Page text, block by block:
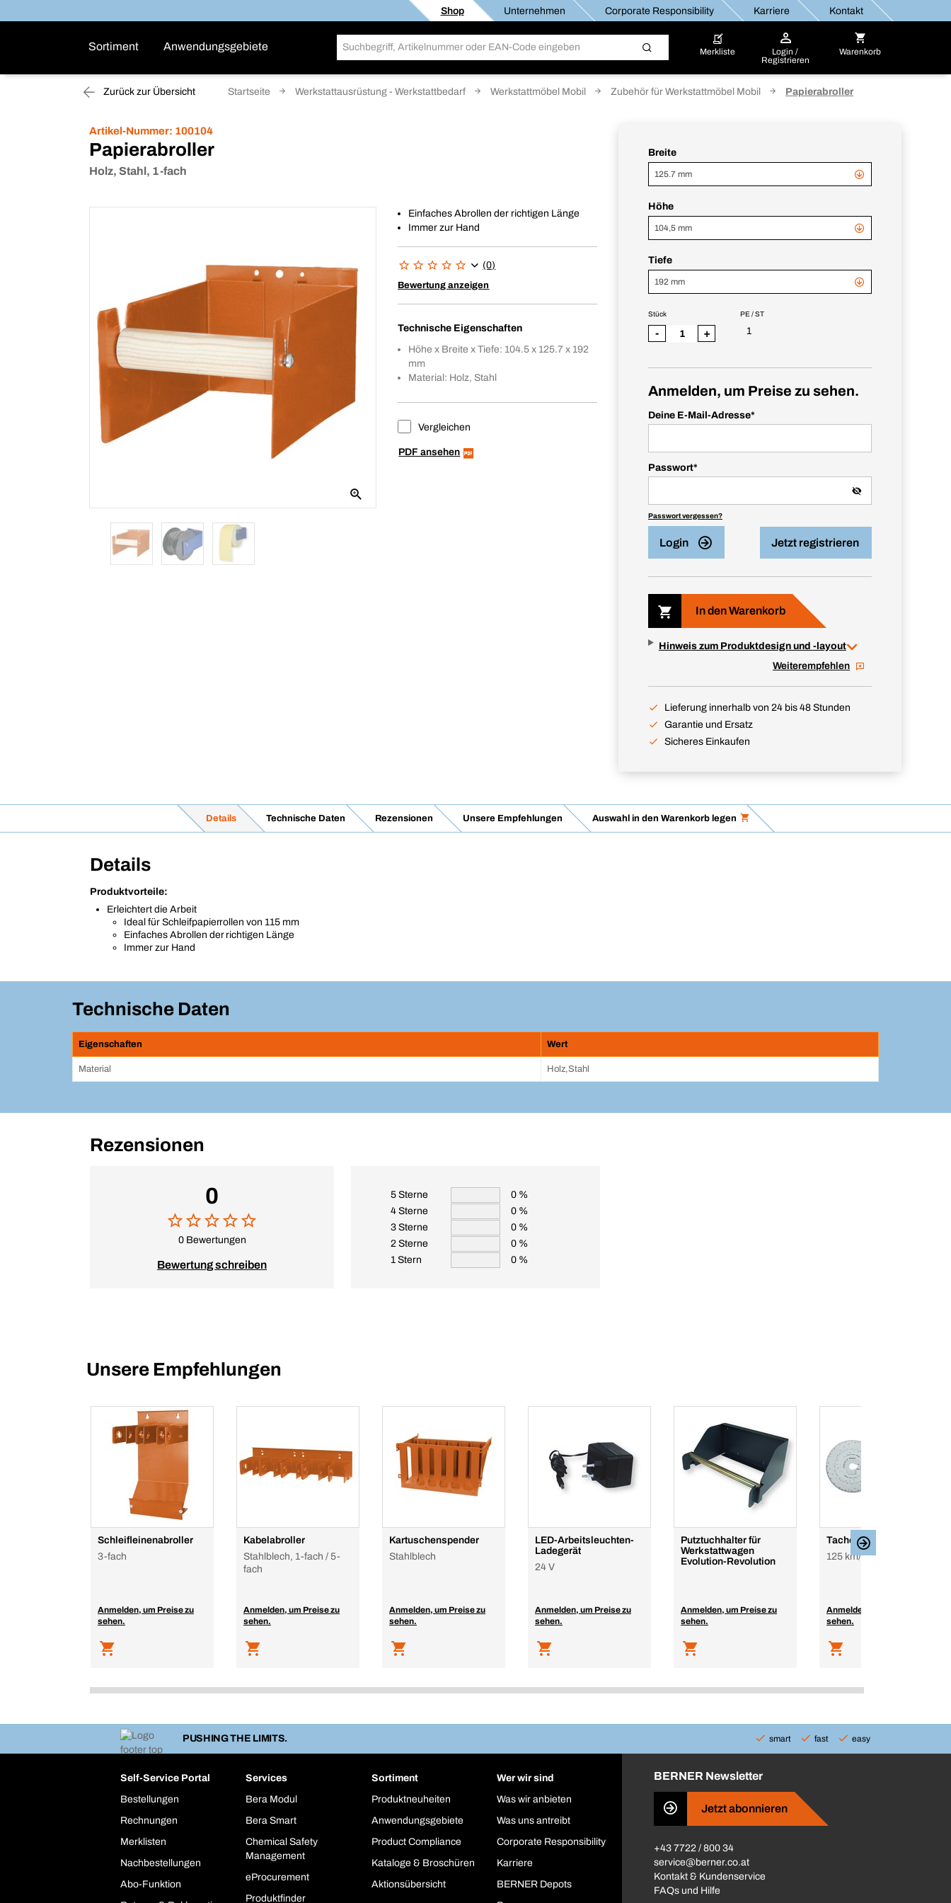
Shop Unternehmen Corporate Responsibility Karriere Kontakt
Sortiment Anwendungsgebiete Merkliste
Login /
Registrieren
Warenkorb
Zurück zur Übersicht Startseite Werkstattausrüstung - Werkstattbedarf Werkstattmöbel Mobil Zubehör für Werkstattmöbel Mobil Papierabroller
Artikel-Nummer: 100104
Papierabroller
Holz, Stahl, 1-fach
Einfaches Abrollen der richtigen Länge
Immer zur Hand
(0)
Bewertung anzeigen
Technische Eigenschaften
Höhe x Breite x Tiefe: 104.5 x 125.7 x 192
mm
Material: Holz, Stahl
Vergleichen
PDF ansehen
Breite
125.7 mm
Höhe
104,5 mm
Tiefe
192 mm
PE / ST
1
Stück
- +
Anmelden, um Preise zu sehen.
Deine E-Mail-Adresse*
Passwort*
Passwort vergessen?
Login Jetzt registrieren
In den Warenkorb
Hinweis zum Produktdesign und -layout
Weiterempfehlen
Lieferung innerhalb von 24 bis 48 Stunden
Garantie und Ersatz
Sicheres Einkaufen
Details Technische Daten Rezensionen Unsere Empfehlungen Auswahl in den Warenkorb legen
Details
Produktvorteile:
Erleichtert die Arbeit
Ideal für Schleifpapierrollen von 115 mm
Einfaches Abrollen der richtigen Länge
Immer zur Hand
Technische Daten
Eigenschaften Wert
Material Holz,Stahl
Rezensionen
0
0 Bewertungen
Bewertung schreiben
5 Sterne
0 %
4 Sterne
0 %
3 Sterne
0 %
2 Sterne
0 %
1 Stern
0 %
Unsere Empfehlungen
Schleifleinenabroller
3-fach
Anmelden, um Preise zu
sehen.
Kabelabroller
Stahlblech, 1-fach / 5-
fach
Anmelden, um Preise zu
sehen.
Kartuschenspender
Stahlblech
Anmelden, um Preise zu
sehen.
LED-Arbeitsleuchten-
Ladegerät
24 V
Anmelden, um Preise zu
sehen.
Putztuchhalter für
Werkstattwagen
Evolution-Revolution
Anmelden, um Preise zu
sehen.
Tachoscheibe
125 km/h Kombi
Anmelden, um Preise zu
sehen.
PUSHING THE LIMITS. smart fast easy
Self-Service Portal
Bestellungen
Rechnungen
Merklisten
Nachbestellungen
Abo-Funktion
Services
Bera Modul
Bera Smart
Chemical Safety
Management
eProcurement
Produktfinder
Sortiment
Produktneuheiten
Anwendungsgebiete
Product Compliance
Kataloge & Broschüren
Aktionsübersicht
Wer wir sind
Was wir anbieten
Was uns antreibt
Corporate Responsibility
Karriere
BERNER Depots
BERNER Newsletter
Jetzt abonnieren
+43 7722 / 800 34
service@berner.co.at
Kontakt & Kundenservice
FAQs und Hilfe